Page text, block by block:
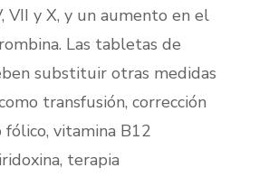
VII y X, y un aumento en el
Las tabletas de
substituir otras medidas
transfusión, corrección
fólico, vitamina B12
terapia